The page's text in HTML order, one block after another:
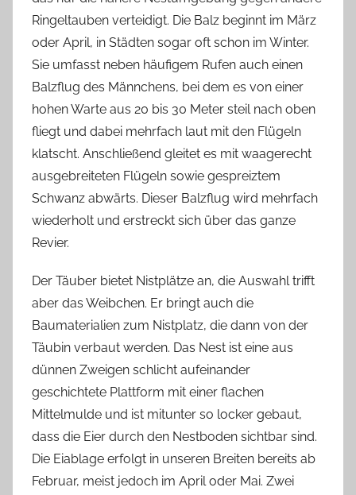
Ringeltauben verteidigt. Die Balz beginnt im März
oder April, in Städten sogar oft schon im Winter.
Sie umfasst neben häufigem Rufen auch einen
Balzflug des Männchens, bei dem es von einer
hohen Warte aus 20 bis 30 Meter steil nach oben
fliegt und dabei mehrfach laut mit den Flügeln
klatscht. Anschließend gleitet es mit waagerecht
ausgebreiteten Flügeln sowie gespreiztem
Schwanz abwärts. Dieser Balzflug wird mehrfach
wiederholt und erstreckt sich über das ganze
Revier.
Der Täuber bietet Nistplätze an, die Auswahl trifft
aber das Weibchen. Er bringt auch die
Baumaterialien zum Nistplatz, die dann von der
Täubin verbaut werden. Das Nest ist eine aus
dünnen Zweigen schlicht aufeinander
geschichtete Plattform mit einer flachen
Mittelmulde und ist mitunter so locker gebaut,
dass die Eier durch den Nestboden sichtbar sind.
Die Eiablage erfolgt in unseren Breiten bereits ab
Februar, meist jedoch im April oder Mai. Zwei